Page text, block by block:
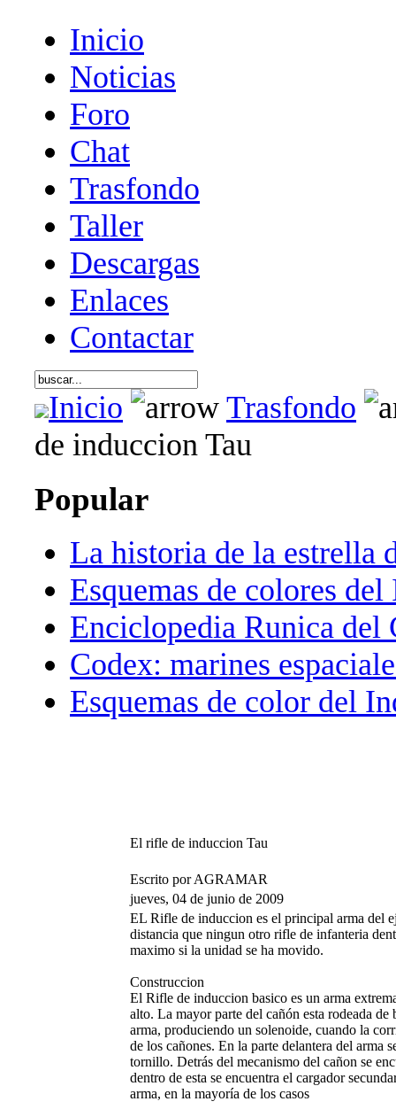
Inicio
Noticias
Foro
Chat
Trasfondo
Taller
Descargas
Enlaces
Contactar
Inicio
Trasfondo
de induccion Tau
Popular
La historia de la estrella
Esquemas de colores
Enciclopedia Runica del
Codex: marines
Esquemas de color del
El rifle de induccion Tau
Escrito por AGRAMAR
jueves, 04 de junio de 2009
EL Rifle de induccion es el principal arma del
distancia que ningun otro rifle de infanteria
maximo si la unidad se ha movido.
Construccion
El Rifle de induccion basico es un arma
alto. La mayor parte del cañón esta rodeada
arma, produciendo un solenoide, cuando la
de los cañones. En la parte delantera del arma
tornillo. Detrás del mecanismo del cañon se
dentro de esta se encuentra el cargador
arma, en la mayoría de los casos